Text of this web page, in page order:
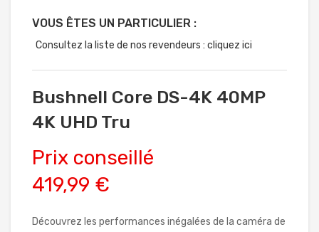
VOUS ÊTES UN PARTICULIER :
Consultez la liste de nos revendeurs : cliquez ici
Bushnell Core DS-4K 40MP
4K UHD Tru
Prix conseillé
419,99 €
Découvrez les performances inégalées de la caméra de